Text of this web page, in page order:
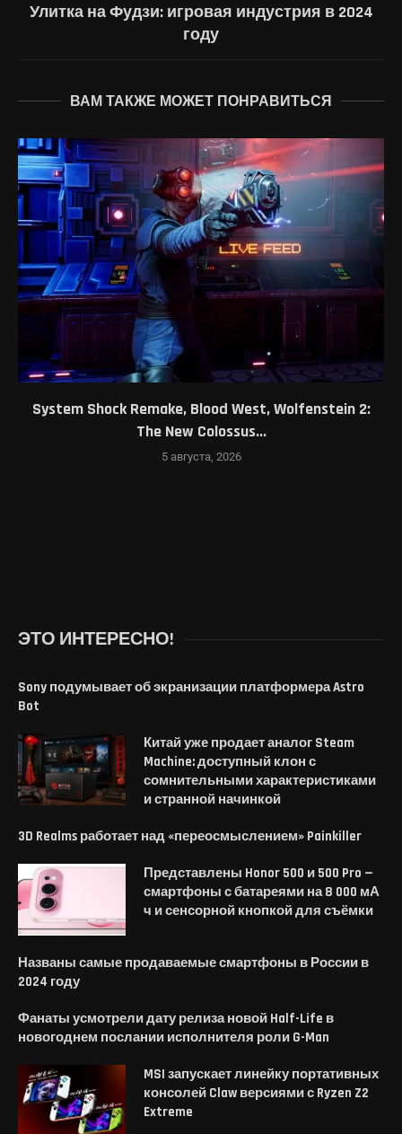
Улитка на Фудзи: игровая индустрия в 2024
году
ВАМ ТАКЖЕ МОЖЕТ ПОНРАВИТЬСЯ
System Shock Remake, Blood West, Wolfenstein 2:
The New Colossus...
5 августа, 2026
ЭТО ИНТЕРЕСНО!
Sony подумывает об экранизации платформера Astro
Bot
Китай уже продает аналог Steam
Machine: доступный клон с
сомнительными характеристиками
и странной начинкой
3D Realms работает над «переосмыслением» Painkiller
Представлены Honor 500 и 500 Pro —
смартфоны с батареями на 8 000 мА
ч и сенсорной кнопкой для съёмки
Названы самые продаваемые смартфоны в России в
2024 году
Фанаты усмотрели дату релиза новой Half-Life в
новогоднем послании исполнителя роли G-Man
MSI запускает линейку портативных
консолей Claw версиями с Ryzen Z2
Extreme